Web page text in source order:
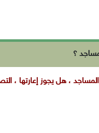
؟
، هل يجوز إعارتها ،